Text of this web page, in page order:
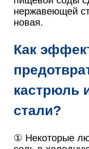
нержавеющей
новая.
Как
кастрюль
стали?
① Некоторые